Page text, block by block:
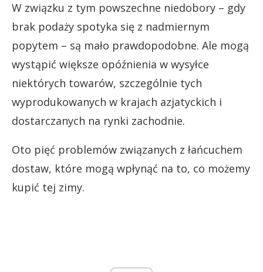
W związku z tym powszechne niedobory – gdy
brak podaży spotyka się z nadmiernym
popytem – są mało prawdopodobne. Ale mogą
wystąpić większe opóźnienia w wysyłce
niektórych towarów, szczególnie tych
wyprodukowanych w krajach azjatyckich i
dostarczanych na rynki zachodnie.
Oto pięć problemów związanych z łańcuchem
dostaw, które mogą wpłynąć na to, co możemy
kupić tej zimy.